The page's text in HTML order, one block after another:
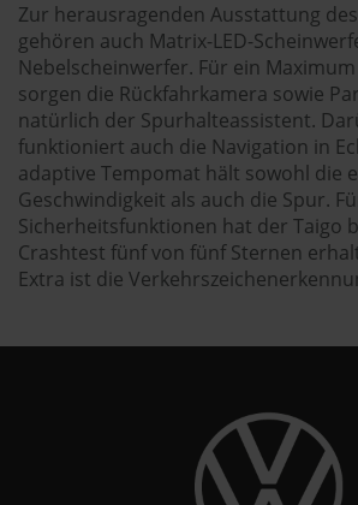
Zur herausragenden Ausstattung
gehören auch Matrix-LED-
Nebelscheinwerfer. Für ein
sorgen die Rückfahrkamera sowie
natürlich der Spurhalteassistent.
funktioniert auch die Navigation in
adaptive Tempomat hält sowohl die
Geschwindigkeit als auch die Spur.
Sicherheitsfunktionen hat der Taigo
Crashtest fünf von fünf Sternen
Extra ist die